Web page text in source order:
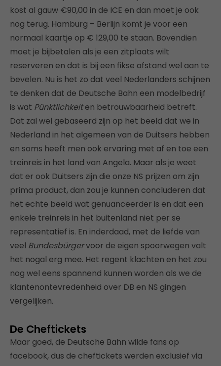
kost al gauw €90,00 in de ICE en dan moet je ook
nog terug. Hamburg – Berlijn komt je voor een
normaal kaartje op € 129,00 te staan. Bovendien
moet je bijbetalen als je een zitplaats wilt
reserveren en dat is bij een fikse afstand wel aan te
bevelen. Nu is het zo dat veel Nederlanders schijnen
te denken dat de Deutsche Bahn een modelbedrijf
is wat Pünktlichkeiten betrouwbaarheid betreft.
Dat zal wel gebaseerd zijn op het beeld dat we in
Nederland in het algemeen van de Duitsers hebben
en soms heeft men ook ervaring met af en toe een
treinreis in het land van Angela. Maar als je weet
dat er ook Duitsers zijn die onze NS prijzen om zijn
prima product, dan zou je kunnen concluderen dat
het echte beeld wat genuanceerder is en dat een
enkele treinreis in het buitenland niet per se
representatief is. En inderdaad, met de liefde van
veel Bundesbürgervoor de eigen spoorwegen valt
het nogal erg mee. Het regent klachten en het zou
nog wel eens spannend kunnen worden als we de
klantenontevredenheid over DB en NS gingen
vergelijken.
De Cheftickets
Maar goed, de Deutsche Bahn wilde fans op
facebook, dus de cheftickets werden exclusief via